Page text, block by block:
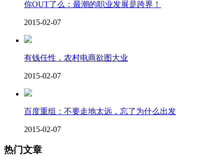
你OUT了么：最潮的职业发展是跨界！
2015-02-07
有钱任性，农村电商欲图大业
2015-02-07
百度重组：不要走地太远，忘了为什么出发
2015-02-07
热门文章